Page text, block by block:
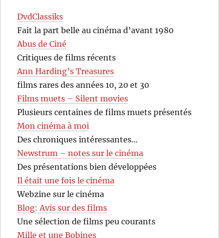
DvdClassiks
Fait la part belle au cinéma d’avant 1980
Abus de Ciné
Critiques de films récents
Ann Harding’s Treasures
films rares des années 10, 20 et 30
Films muets – Silent movies
Plusieurs centaines de films muets présentés
Mon cinéma à moi
Des chroniques intéressantes…
Newstrum – notes sur le cinéma
Des présentations bien développées
Il était une fois le cinéma
Webzine sur le cinéma
Blog: Avis sur des films
Une sélection de films peu courants
Mille et une Bobines